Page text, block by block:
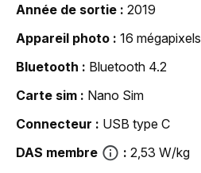
Année de sortie
2019
Appareil photo
16 mégapixels
Bluetooth
Bluetooth 4.2
Carte sim
Nano Sim
Connecteur
USB type C
DAS membre
2,53 W/kg